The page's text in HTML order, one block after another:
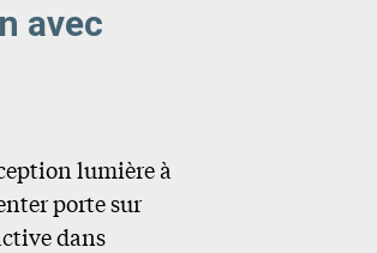
avec
lumière à
porte sur
dans